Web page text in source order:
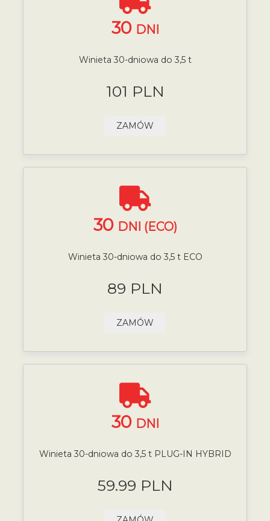
30 DNI
Winieta 30-dniowa do 3,5 t
101 PLN
ZAMÓW
30 DNI (ECO)
Winieta 30-dniowa do 3,5 t ECO
89 PLN
ZAMÓW
30 DNI
Winieta 30-dniowa do 3,5 t PLUG-IN HYBRID
59.99 PLN